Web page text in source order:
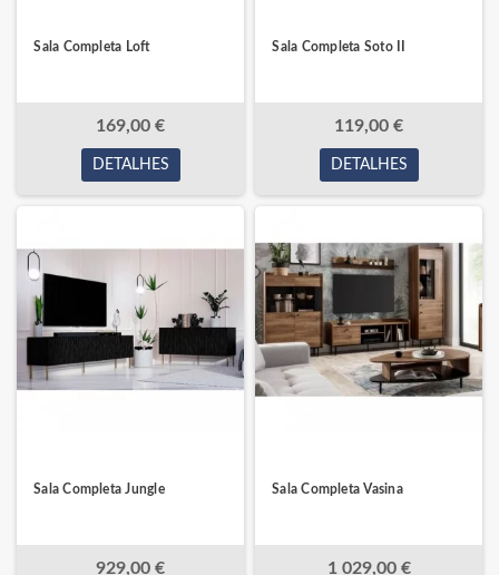
Sala Completa Loft
169,00 €
DETALHES
Sala Completa Soto II
119,00 €
DETALHES
Sala Completa Jungle
929,00 €
Sala Completa Vasina
1 029,00 €